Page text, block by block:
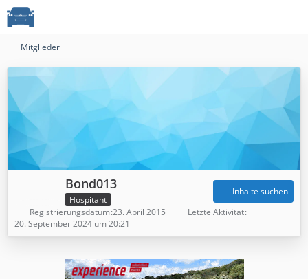
Mitglieder
Bond013
Hospitant
Inhalte suchen
Registrierungsdatum 23. April 2015
Letzte Aktivität
20. September 2024 um 20:21